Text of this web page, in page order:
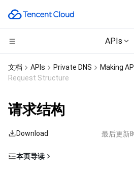
APIs
CDN与边缘平台
边缘安全加速平台 EO
内容分发网络 CDN
全站加速网络
DDoS 防护
计算
云服务器
轻量应用服务器
裸金属云服务器
高性能计算
批量计算
高性能计算集群
边缘计算
边缘计算机器
容器
文档 APIs Private DNS
Making
Request Structure
请求结构
Download 最后更新
本页导读